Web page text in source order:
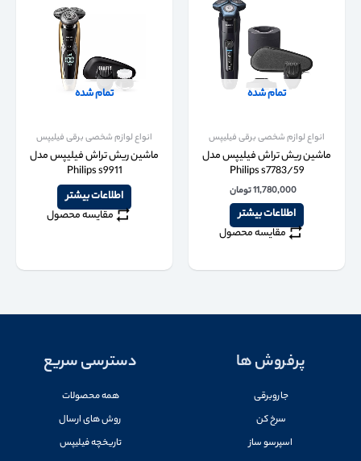
تمام شده
انواع لوازم شخصی برقی فیلیپس
ماشین ریش تراش فیلیپس مدل
Philips s7783/59
11,780,000تومان
اطلاعات بیشتر
مقایسه محصول
تمام شده
انواع لوازم شخصی برقی فیلیپس
ماشین ریش تراش فیلیپس مدل
Philips s9911
اطلاعات بیشتر
مقایسه محصول
پرفروش ها
جاروبرقی
سرخ کن
اسپرسو ساز
دسترسی سریع
همه محصولات
روش های ارسال
تاریخچه فیلیپس